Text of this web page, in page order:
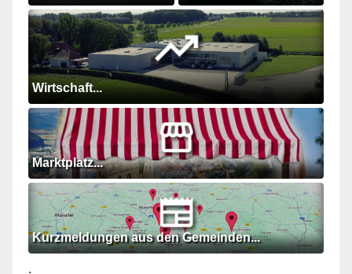
Wirtschaft...
Marktplatz...
Kurzmeldungen aus den Gemeinden...
.